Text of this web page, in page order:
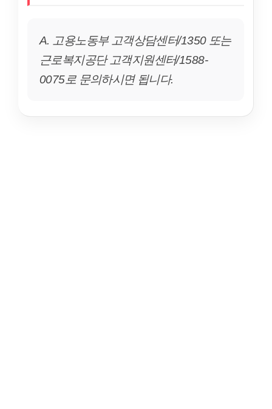
A. 고용노동부 고객상담센터/1350 또는
근로복지공단 고객지원센터/1588-
0075로 문의하시면 됩니다.